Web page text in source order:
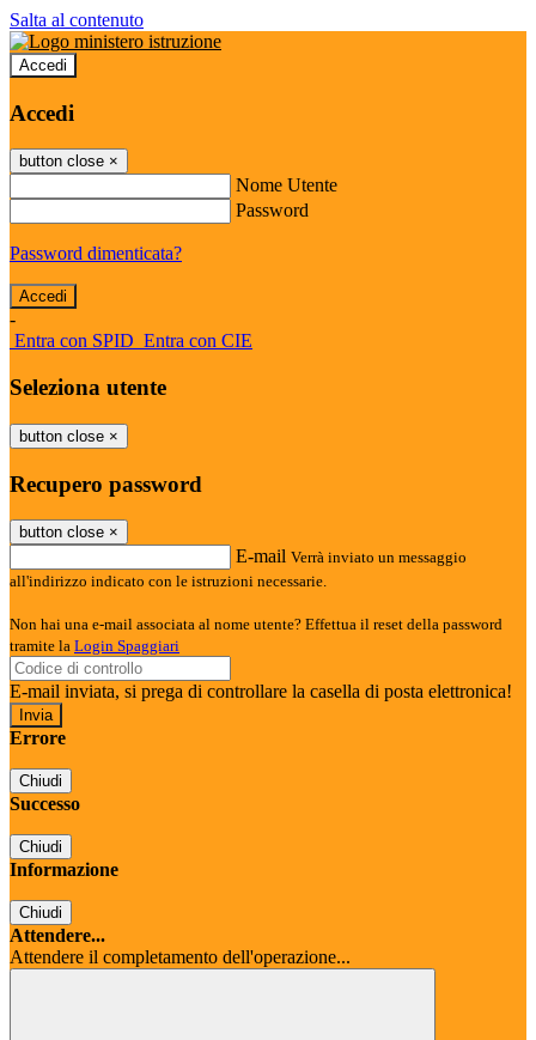
Salta al contenuto
Accedi
Accedi
button close ×
Nome Utente
Password
Password dimenticata?
-
Entra con SPID Entra con CIE
Seleziona utente
button close ×
Recupero password
button close ×
E-mail Verrà inviato un messaggio
all'indirizzo indicato con le istruzioni necessarie.
Non hai una e-mail associata al nome utente? Effettua il reset della password
tramite la Login Spaggiari
E-mail inviata, si prega di controllare la casella di posta elettronica!
Errore
Chiudi
Successo
Chiudi
Informazione
Chiudi
Attendere...
Attendere il completamento dell'operazione...